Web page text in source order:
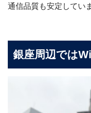
通信品質も安定してい
銀座周辺では